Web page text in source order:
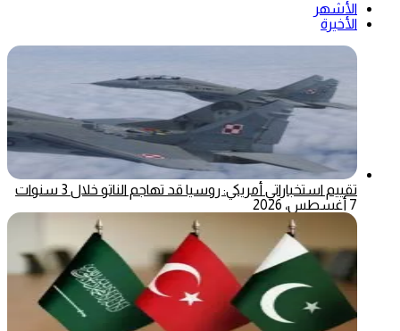
الأشهر
الأخيرة
تقييم استخباراتي أمريكي: روسيا قد تهاجم الناتو خلال 3 سنوات
7 أغسطس، 2026